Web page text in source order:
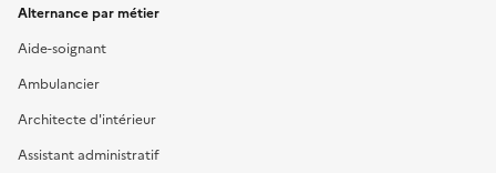
Alternance par métier
Aide-soignant
Ambulancier
Architecte d'intérieur
Assistant administratif